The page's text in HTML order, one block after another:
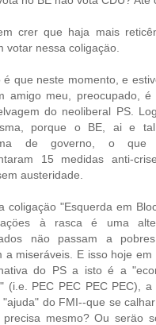
crer que haja mais
votar nessa coligaçäo.
é que neste momento, e
amigo meu, preocupado,
do neoliberal PS.
porque o BE, ai e
de governo, o que
15 medidas anti-
austeridade.
coligaçäo "Esquerda em
à rasca é uma
näo passam a
a miseráveis. E isso hoje
do PS a isto é a
(i.e. PEC PEC PEC PEC),
"ajuda" do FMI--que se
mesmo? Ou seräo